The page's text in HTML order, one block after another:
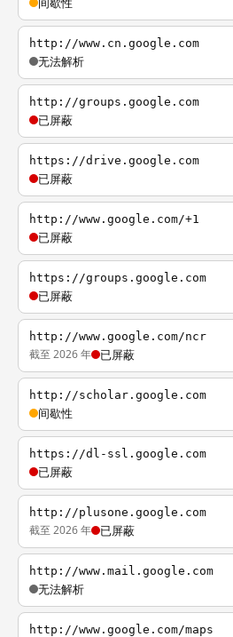
http://www.cn.google.com
无法解析
http://groups.google.com
已屏蔽
https://drive.google.com
已屏蔽
http://www.google.com/+1
已屏蔽
https://groups.google.com
已屏蔽
http://www.google.com/ncr
截至 2026 年 已屏蔽
http://scholar.google.com
间歇性
https://dl-ssl.google.com
已屏蔽
http://plusone.google.com
截至 2026 年 已屏蔽
http://www.mail.google.com
无法解析
http://www.google.com/maps